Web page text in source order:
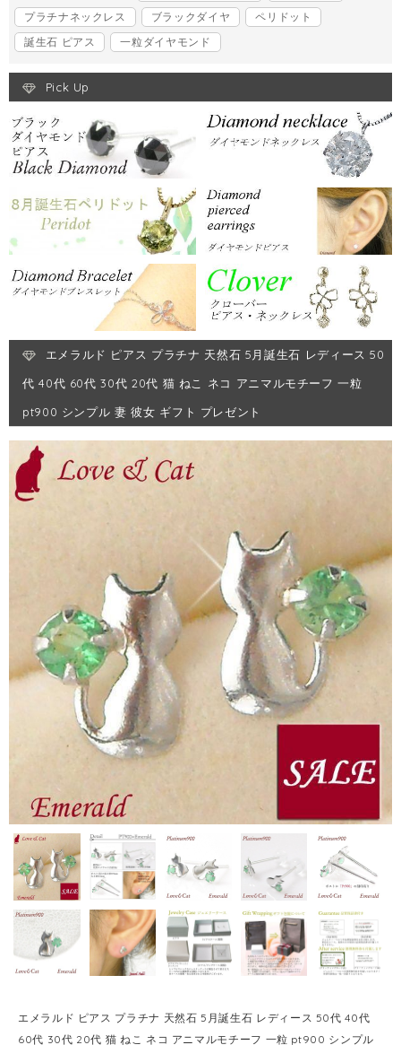
プラチナネックレス
ブラックダイヤ
ペリドット
誕生石 ピアス
一粒ダイヤモンド
Pick Up
エメラルド ピアス プラチナ 天然石 5月誕生石 レディース 50
代 40代 60代 30代 20代 猫 ねこ ネコ アニマルモチーフ 一粒
pt900 シンプル 妻 彼女 ギフト プレゼント
エメラルド ピアス プラチナ 天然石 5月誕生石 レディース 50代 40代
60代 30代 20代 猫 ねこ ネコ アニマルモチーフ 一粒 pt900 シンプル